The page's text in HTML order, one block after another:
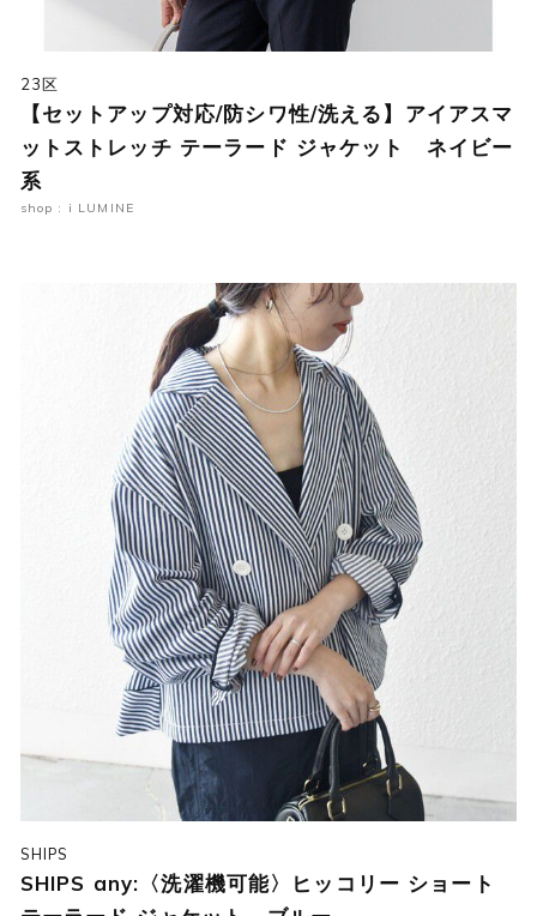
23区
【セットアップ対応/防シワ性/洗える】アイアスマ
ットストレッチ テーラード ジャケット ネイビー
系
shop : i LUMINE
SHIPS
SHIPS any:〈洗濯機可能〉ヒッコリー ショート